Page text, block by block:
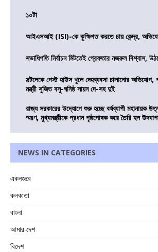
১০টা
আইএসআই (ISI)-কে কুক্ষিগত করতে চায় কেন্দ্র,
সভাধিপতি নির্বাচন মিটতেই গ্রেফতার নজরুল বিশ্বাস,
সল্টলেকে গেস্ট হাউস খুলে দেহব্যবসা চালানোর
মন্ত্রী সুজিত বসু-ঘনিষ্ঠ সায়ন দে-সহ দুই
রাজ্য সরকারের উদ্যোগে শুরু হচ্ছে বর্ষব্যাপী মহানায়ক
স্মরণ, মুখ্যমন্ত্রীকে প্রধান পৃষ্ঠপোষক করে তৈরি হল
NEWS IN CATEGORIES
একনজরে
কলকাতা
বাংলা
আমার দেশ
বিদেশ